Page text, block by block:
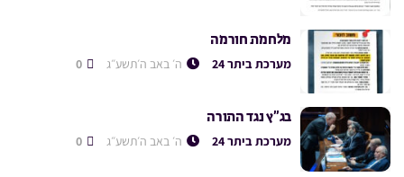
מלחמת חורמה
מערכת ביתר 24 ה׳ באב ה׳תשע״ג
בג”ץ נגד התורה
מערכת ביתר 24 ה׳ באב ה׳תשע״ג